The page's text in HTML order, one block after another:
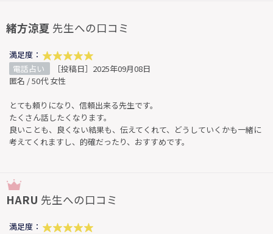
緒方涼夏 先生への口コミ
満足度：
電話占い
［投稿日］2025年09月08日
匿名 / 50代 女性
とても頼りになり、信頼出来る先生です。
たくさん話したくなります。
良いことも、良くない結果も、伝えてくれて、どうしていくかも一緒に
考えてくれますし、的確だったり、おすすめです。
HARU 先生への口コミ
満足度：